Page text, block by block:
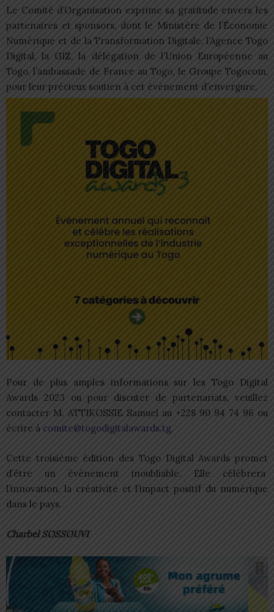
Le Comité d’Organisation exprime sa gratitude envers les
partenaires et sponsors, dont le Ministère de l’Économie
Numérique et de la Transformation Digitale, l’Agence Togo
Digital, la GIZ, la délégation de l’Union Européenne au
Togo, l’ambassade de France au Togo, le Groupe Togocom,
pour leur précieux soutien à cet évènement d’envergure.
Pour de plus amples informations sur les Togo Digital
Awards 2023 ou pour discuter de partenariats, veuillez
contacter M. ATTIKOSSIE Samuel au +228 90 94 74 96 ou
écrire à comite@togodigitalawards.tg.
Cette troisième édition des Togo Digital Awards promet
d’être un événement inoubliable. Elle célèbrera
l’innovation, la créativité et l’impact positif du numérique
dans le pays.
Charbel SOSSOUVI